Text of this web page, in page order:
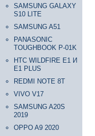
SAMSUNG GALAXY
S10 LITE
SAMSUNG A51
PANASONIC
TOUGHBOOK P-01K
HTC WILDFIRE E1 И
E1 PLUS
REDMI NOTE 8T
VIVO V17
SAMSUNG A20S
2019
OPPO A9 2020